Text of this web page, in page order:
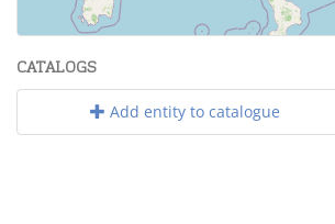
Leaflet | Maps and Data ©OpenStreetMap
CATALOGS
Add entity to catalogue